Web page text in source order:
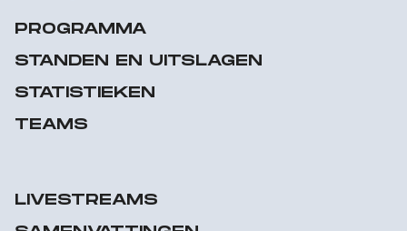
PROGRAMMA
STANDEN EN UITSLAGEN
STATISTIEKEN
TEAMS
LIVESTREAMS